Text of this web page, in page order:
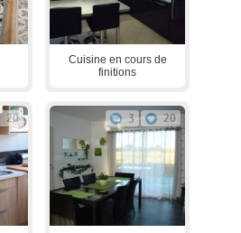
Cuisine en cours de
finitions
20 3 20